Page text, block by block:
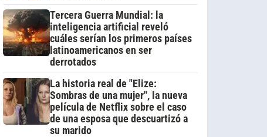
Tercera Guerra Mundial: la
inteligencia artificial reveló
cuáles serían los primeros países
latinoamericanos en ser
derrotados
La historia real de "Elize:
Sombras de una mujer", la nueva
película de Netflix sobre el caso
de una esposa que descuartizó a
su marido